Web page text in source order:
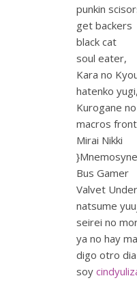
punkin
get backers
black cat
soul eater,
Kara no
hatenko yugi,
Kurogane
macros
Mirai Nikki
Bus Gamer
Valvet
natsume
seirei no
ya no hay
digo otro
soy